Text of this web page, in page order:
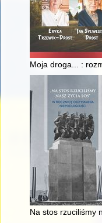
Moja droga... :
Na stos rzuciliśmy